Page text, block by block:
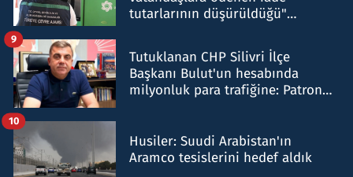
tutarlarının düşürüldüğü"
Tutuklanan CHP Silivri İlçe
Başkanı Bulut'un hesabında
milyonluk para trafiğine: Patron
9
Husiler: Suudi Arabistan'ın
Aramco tesislerini hedef aldık
10